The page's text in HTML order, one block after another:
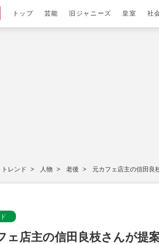
トップ 芸能 旧ジャニーズ 皇室 社
トレンド 人物 老後 元カフェ店主の信田良
ェ店主の信田良枝さんが提